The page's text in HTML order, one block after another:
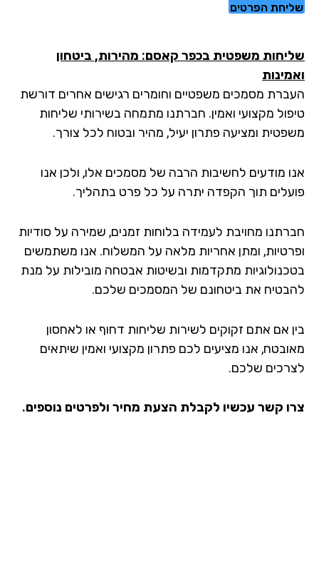
הפרטים
משפטית בכפר קאסם: מהירות, ביטחון
מסמכים משפטיים וחומרים רגישים אחרים דורשת
מקצועי ואמין. חברתנו מתמחה בשירותי שליחות
ומציעה פתרון יעיל, מהיר ובטוח לכל צורך.
מודעים לחשיבות הרבה של מסמכים אלו, ולכן אנו
תוך הקפדה יתרה על כל פרט בתהליך.
מחויבת לעמידה בלוחות זמנים, שמירה על סודיות
ומתן אחריות מלאה על המשלוח. אנו משתמשים
מתקדמות ובשיטות אבטחה מובילות על מנת
את ביטחונם של המסמכים שלכם.
אם אתם זקוקים לשירות שליחות דחוף או לאחסון
אנו מציעים לכם פתרון מקצועי ואמין שיתאים
שלכם.
קשר עכשיו לקבלת הצעת מחיר ולפרטים נוספים.